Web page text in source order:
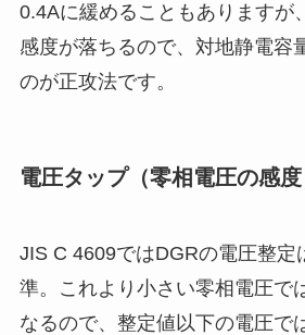
0.4Aに緩めることもありますが
感度が落ちるので、対地静電容
のが正攻法です。
電圧タップ（零相電圧の感度
JIS C 4609ではDGRの電圧整定
準。これより小さい零相電圧で
なるので、整定値以下の電圧で